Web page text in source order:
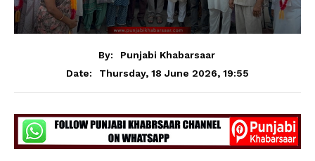
By:
Punjabi Khabarsaar
Date:
Thursday, 18 June 2026, 19:55